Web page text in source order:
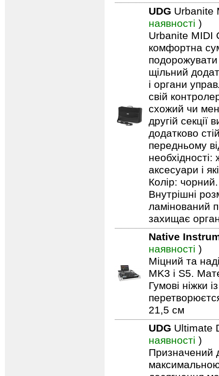
UDG Urbanite
наявності )
Urbanite MIDI
комфортна
щільний
і органи
свій
схожий чи
другій
додатково
передньому
аксесуари і
Колір:
Внутрішні
ламінований
захищає
Native
наявності )
Міцний та
MK3 і S5.
Гумові ніжки
21,5 см
UDG Ultimate
наявності )
Призначений